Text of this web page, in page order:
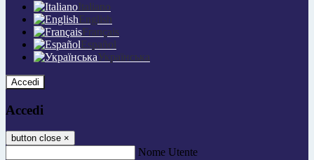
Italiano
English
Français
Español
Українська
Accedi
Accedi
button close ×
Nome Utente